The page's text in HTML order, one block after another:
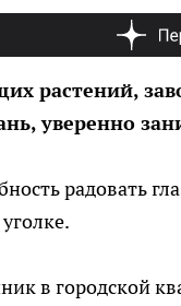
растений,
уверенно
радовать
в городской